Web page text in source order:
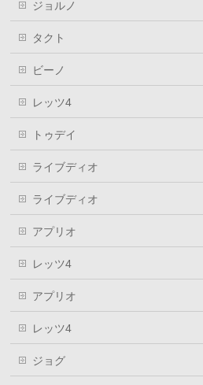
ジョルノ
タクト
ビーノ
レッツ4
トゥデイ
ライブディオ
ライブディオ
アプリオ
レッツ4
アプリオ
レッツ4
ジョグ